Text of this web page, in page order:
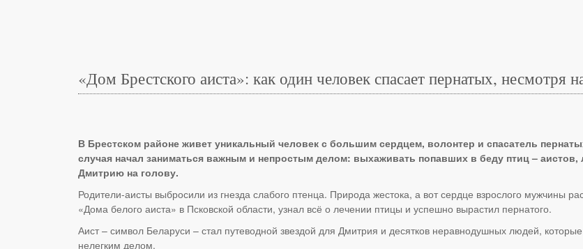
«Дом Брестского аиста»: как один человек спасает пернатых, несмотря
В Брестском районе живет уникальный человек с большим сердцем, волонтер и спасатель
случая начал заниматься важным и непростым делом: выхаживать попавших в беду птиц –
Дмитрию на голову.
Родители-аисты выбросили из гнезда слабого птенца. Природа жестока, а вот сердце взрослого мужчины
«Дома белого аиста» в Псковской области, узнал всё о лечении птицы и успешно вырастил пернатого.
Аист – символ Беларуси – стал путеводной звездой для Дмитрия и десятков неравнодушных людей,
нелегким делом.